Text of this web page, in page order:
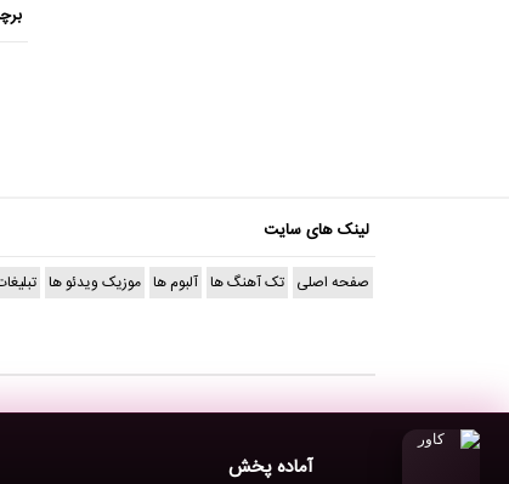
آماده پخش
لینک های سایت
صفحه اصلی تک آهنگ ها آلبوم ها موزیک ویدئو ها